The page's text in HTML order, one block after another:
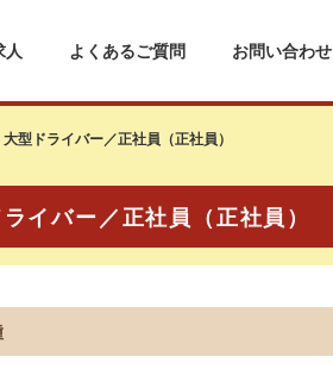
人 よくあるご質問 お問い合わせ
型ドライバー／正社員（正社員）
イバー／正社員（正社員）